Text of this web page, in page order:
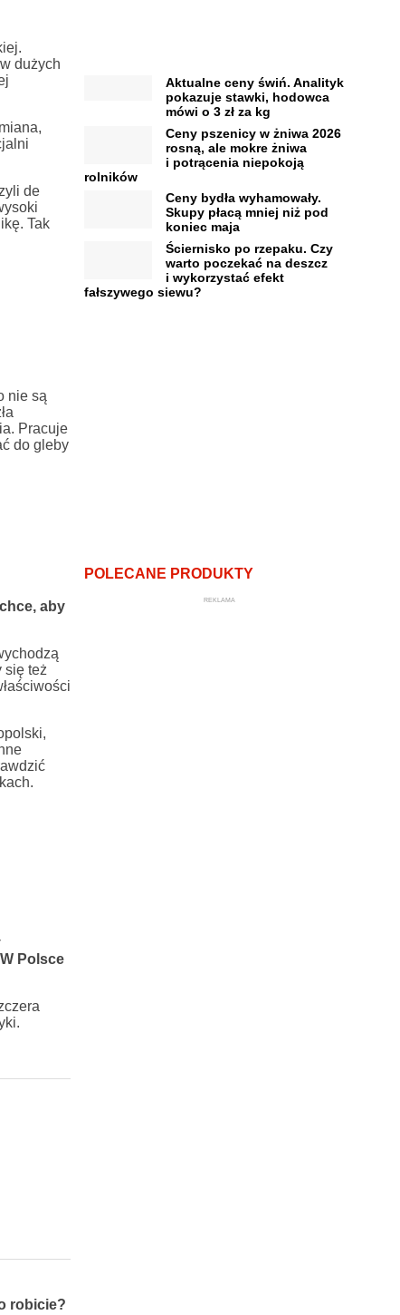
dużych
de
Tak
nie są
Pracuje
do gleby
aby
się też
Polsce
robicie?
Aktualne ceny świń. Analityk
pokazuje stawki, hodowca
mówi o 3 zł za kg
Ceny pszenicy w żniwa 2026
rosną, ale mokre żniwa
i potrącenia niepokoją
rolników
Ceny bydła wyhamowały.
Skupy płacą mniej niż pod
koniec maja
Ściernisko po rzepaku. Czy
warto poczekać na deszcz
i wykorzystać efekt
fałszywego siewu?
POLECANE PRODUKTY
REKLAMA